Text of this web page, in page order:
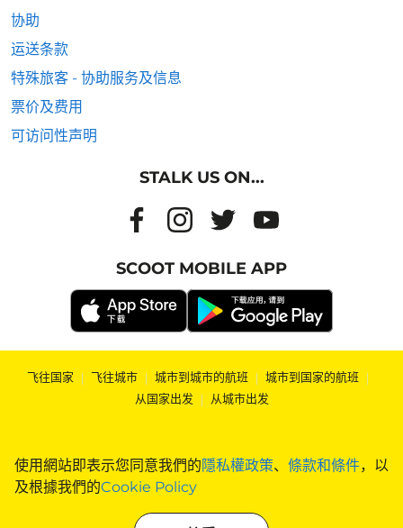
使用網站即表示您同意我們的隱私權政策、 條款和條件，以
及根據我們的Cookie Policy
协助
运送条款
特殊旅客 - 协助服务及信息
票价及费用
可访问性声明
STALK US ON...
SCOOT MOBILE APP
飞往国家 | 飞往城市 | 城市到城市的航班 | 城市到国家的航班 |
从国家出发 | 从城市出发